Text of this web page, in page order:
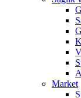
Market